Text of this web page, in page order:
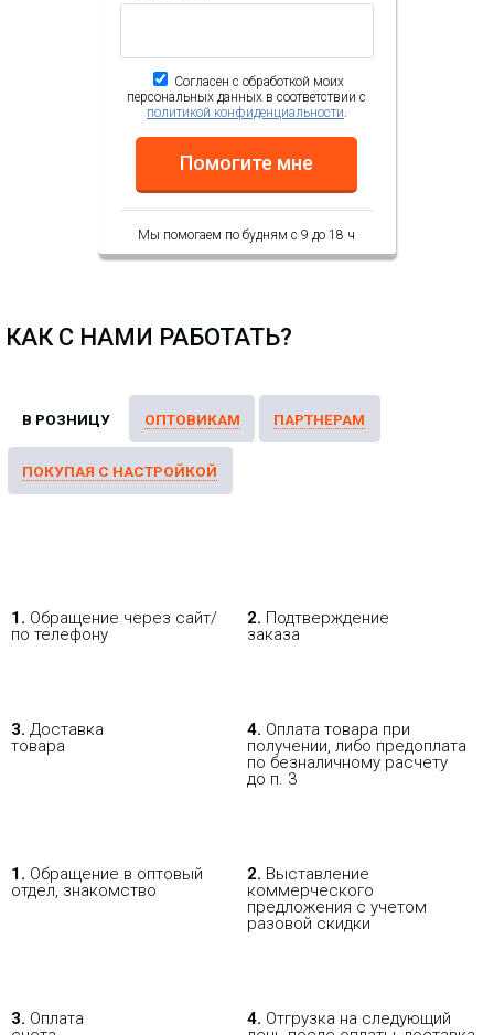
Согласен с обработкой моих
персональных данных в соответствии с
политикой конфиденциальности.
Помогите мне
Мы помогаем по будням с 9 до 18 ч
КАК С НАМИ РАБОТАТЬ?
В РОЗНИЦУ ОПТОВИКАМ ПАРТНЕРАМ
1. Обращение через сайт/
по телефону
2. Подтверждение
заказа
3. Доставка
товара
4. Оплата товара при
получении, либо предоплата
по безналичному расчету
до п. 3
1. Обращение в оптовый
отдел, знакомство
2. Выставление
коммерческого
предложения с учетом
разовой скидки
3. Оплата
4. Отгрузка на следующий